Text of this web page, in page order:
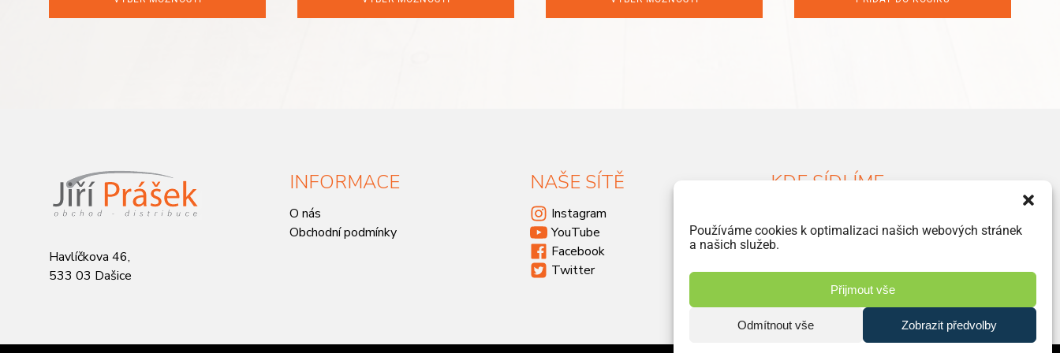
Používáme cookies k optimalizaci našich webových stránek
a našich služeb.
Přijmout vše
Odmítnout vše Zobrazit předvolby
160 Kč.99 Kč.
195 Kč.
125 Kč.
Havlíčkova 46,
533 03 Dašice
INFORMACE
O nás
Obchodní podmínky
NAŠE SÍTĚ
Instagram
YouTube
Facebook
Twitter
KDE SÍDLÍME
+420 466 951 103